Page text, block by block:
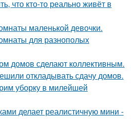
что кто-то реально живёт в
маленькой девочки.
для разнополых
домов сделают коллективным.
откладывать сдачу домов.
уборку в милейшей
делает реалистичную мини -